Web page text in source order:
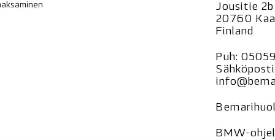
Jousitie 2b
20760
Finland
Puh:
BMW-